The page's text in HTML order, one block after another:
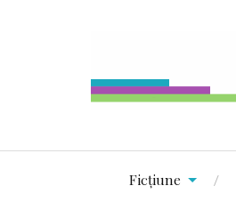
Ficțiune